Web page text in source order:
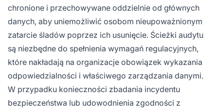
chronione i przechowywane oddzielnie od głównych
danych, aby uniemożliwić osobom nieupoważnionym
zatarcie śladów poprzez ich usunięcie. Ścieżki audytu
są niezbędne do spełnienia wymagań regulacyjnych,
które nakładają na organizacje obowiązek wykazania
odpowiedzialności i właściwego zarządzania danymi.
W przypadku konieczności zbadania incydentu
bezpieczeństwa lub udowodnienia zgodności z